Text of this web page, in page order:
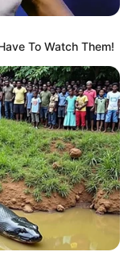
To Watch Them!